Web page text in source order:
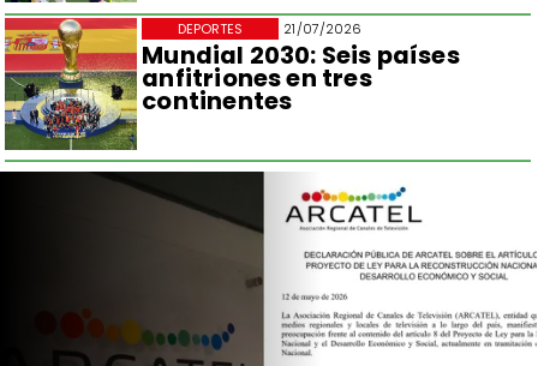
21/07/2026
Mundial 2030: Seis países
anfitriones en tres
continentes
DEPORTES